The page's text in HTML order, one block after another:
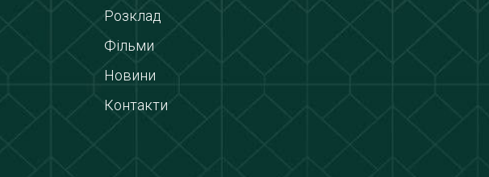
Розклад
Фільми
Новини
Контакти